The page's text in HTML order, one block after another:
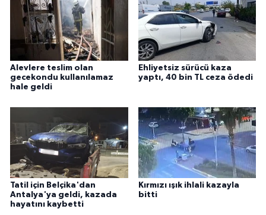
Alevlere teslim olan
gecekondu kullanılamaz
hale geldi
Ehliyetsiz sürücü kaza
yaptı, 40 bin TL ceza ödedi
Tatil için Belçika'dan
Antalya'ya geldi, kazada
hayatını kaybetti
Kırmızı ışık ihlali kazayla
bitti